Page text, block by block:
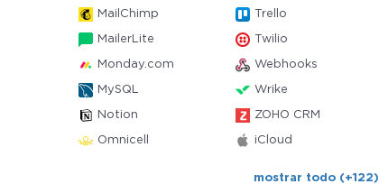
MailChimp Trello
MailerLite Twilio
Monday.com Webhooks
MySQL Wrike
Notion ZOHO CRM
Omnicell iCloud
mostrar todo (+122)